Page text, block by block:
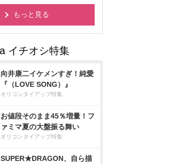
もっと見る
向井康二イケメンすぎ！純愛
『（LOVE SONG）』
オリコンタイアップ特集
お値段そのまま45％増量！フ
ァミマ夏の大盤振る舞い
オリコンタイアップ特集
SUPER★DRAGON、自ら描